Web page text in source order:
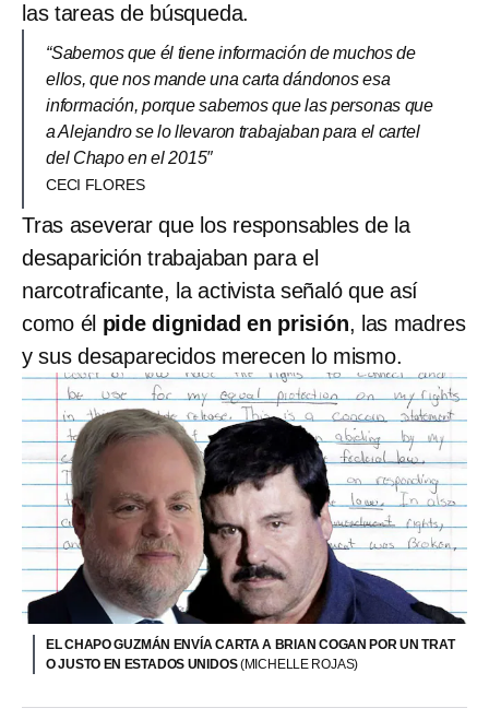
las tareas de búsqueda.
“Sabemos que él tiene información de muchos de
ellos, que nos mande una carta dándonos esa
información, porque sabemos que las personas que
a Alejandro se lo llevaron trabajaban para el cartel
del Chapo en el 2015″
CECI FLORES
Tras aseverar que los responsables de la
desaparición trabajaban para el
narcotraficante, la activista señaló que así
como él pide dignidad en prisión, las madres
y sus desaparecidos merecen lo mismo.
EL CHAPO GUZMÁN ENVÍA CARTA A BRIAN COGAN POR UN TRAT
O JUSTO EN ESTADOS UNIDOS(MICHELLE ROJAS)